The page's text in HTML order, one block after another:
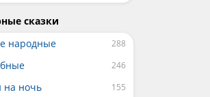
сказки
народные
на ночь